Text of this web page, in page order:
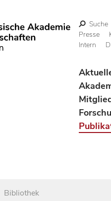
Suche
Presse
Intern
Bibliothek